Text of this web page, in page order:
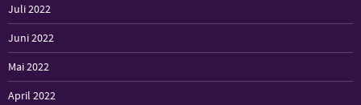
Juli 2022
Juni 2022
Mai 2022
April 2022